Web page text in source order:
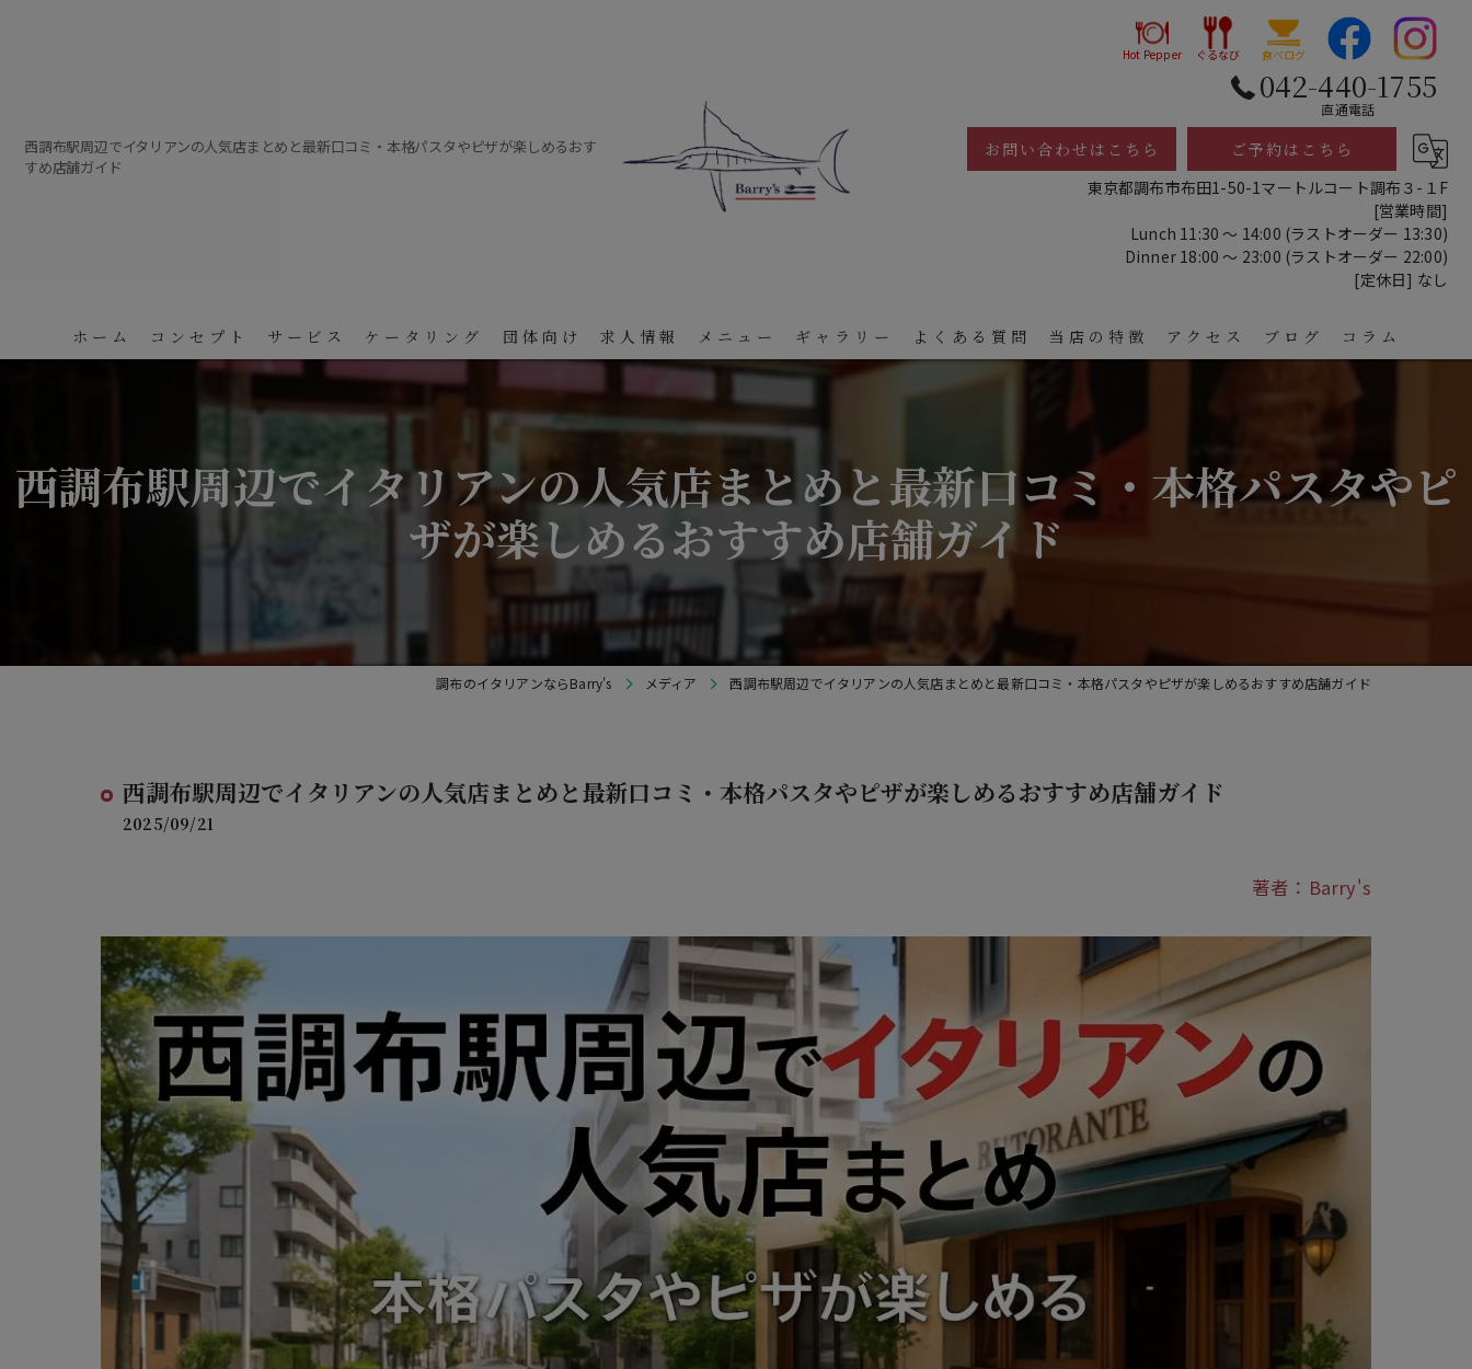
西調布駅周辺でイタリアンの人気店まとめと最新口コミ・本格パスタやピザが楽しめるおす
すめ店舗ガイド
Hot Pepper ぐるなび 食べログ
042-440-1755
直通電話
お問い合わせはこちら
ご予約はこちら
東京都調布市布田1-50-1マートルコート調布３-１F
[営業時間]
Lunch 11:30 ～ 14:00 (ラストオーダー 13:30)
Dinner 18:00 ～ 23:00 (ラストオーダー 22:00)
[定休日] なし
ホーム コンセプト サービス ケータリング 団体向け 求人情報 メニュー ギャラリー よくある質問 当店の特徴
ディナー
宴会
アクセス ブログ コラム
西調布駅周辺でイタリアンの人気店まとめと最新口コミ・本格パスタやピ
ザが楽しめるおすすめ店舗ガイド
調布のイタリアンならBarry's メディア 西調布駅周辺でイタリアンの人気店まとめと最新口コミ・本格パスタやピザが楽しめるおすすめ店舗ガイド
西調布駅周辺でイタリアンの人気店まとめと最新口コミ・本格パスタやピザが楽しめるおすすめ店舗ガイド
2025/09/21
著者：Barry's